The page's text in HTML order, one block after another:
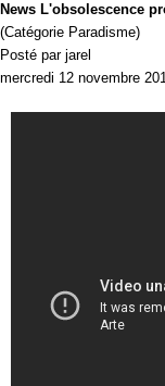
News L'obsolescence
(Catégorie Paradisme)
Posté par jarel
mercredi 12 novembre